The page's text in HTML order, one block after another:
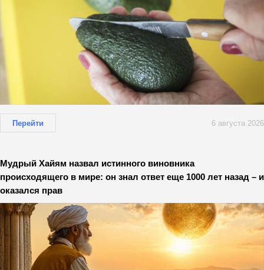
Перейти 6 августа 2026
Мудрый Хайям назвал истинного виновника
происходящего в мире: он знал ответ еще 1000 лет назад – и
оказался прав